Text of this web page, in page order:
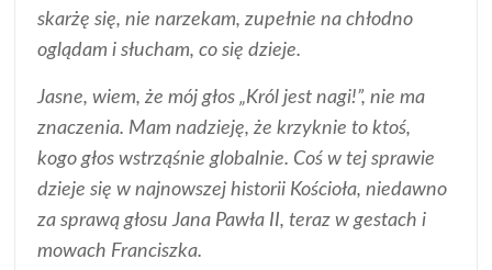
skarżę się, nie narzekam, zupełnie na chłodno
oglądam i słucham, co się dzieje.
Jasne, wiem, że mój głos „Król jest nagi!”, nie ma
znaczenia. Mam nadzieję, że krzyknie to ktoś,
kogo głos wstrząśnie globalnie. Coś w tej sprawie
dzieje się w najnowszej historii Kościoła, niedawno
za sprawą głosu Jana Pawła II, teraz w gestach i
mowach Franciszka.